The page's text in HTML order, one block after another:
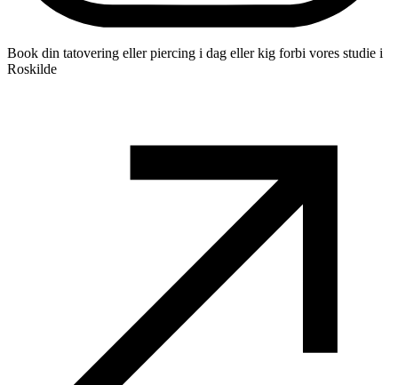
Book din tatovering eller piercing i dag eller kig forbi vores studie i
Roskilde